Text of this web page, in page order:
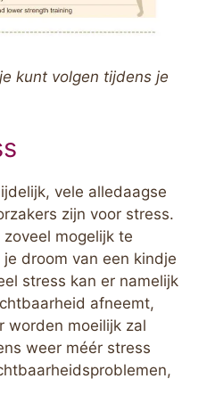
kunt volgen tijdens je
vele alledaagse
zijn voor stress.
mogelijk te
droom van een kindje
stress kan er namelijk
afneemt,
worden moeilijk zal
weer méér stress